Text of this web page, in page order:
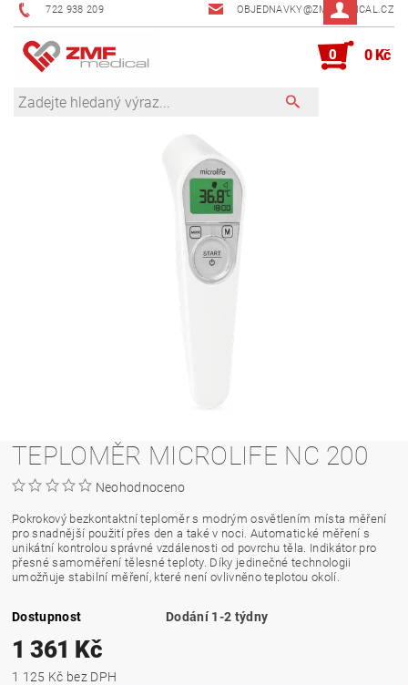
722 938 209 OBJEDNAVKY@ZMFMEDICAL.CZ
0 0 Kč
TEPLOMĚR MICROLIFE NC 200
Neohodnoceno
Pokrokový bezkontaktní teploměr s modrým osvětlením místa měření
pro snadnější použití přes den a také v noci. Automatické měření s
unikátní kontrolou správné vzdálenosti od povrchu těla. Indikátor pro
přesné samoměření tělesné teploty. Díky jedinečné technologii
umožňuje stabilní měření, které není ovlivněno teplotou okolí.
Dostupnost Dodání 1-2 týdny
1 361 Kč
1 125 Kč bez DPH